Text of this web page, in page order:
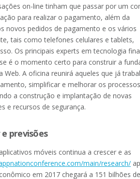
on-line tinham que passar por um
para realizar o pagamento, além da
novos pedidos de pagamento e os vários
tais como telefones celulares e tablets,
Os principais experts em tecnologia
é o momento certo para construir a
Web. A oficina reunirá aqueles que já
simplificar e melhorar os
a construção e implantação de novas
e recursos de segurança.
previsões
móveis continua a crescer e as
main/research/
em 2017 chegará a 151 bilhões de